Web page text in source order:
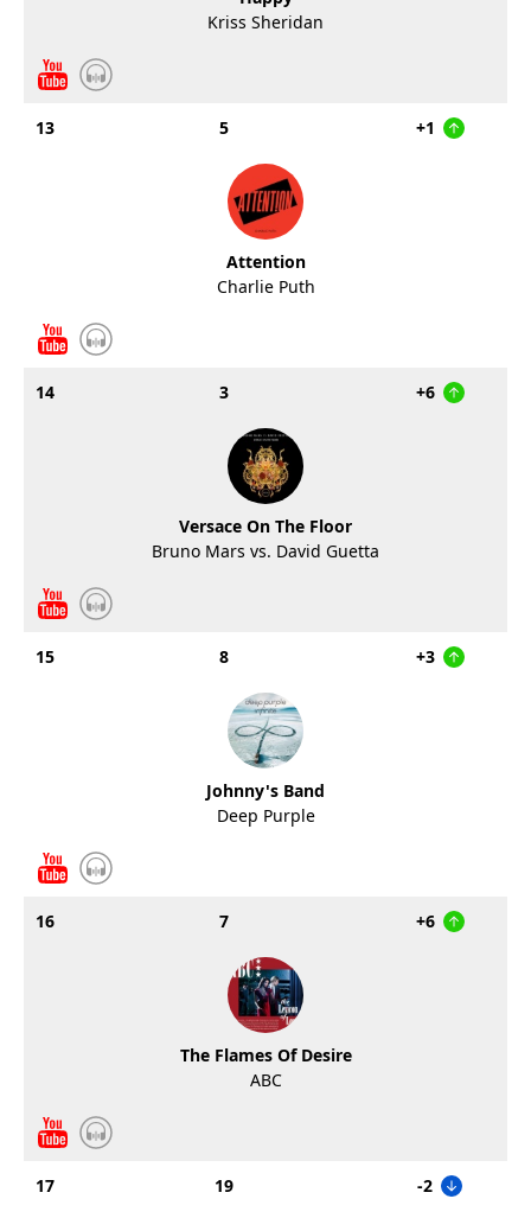
Kriss Sheridan
13 5 +1
Attention
Charlie Puth
14 3 +6
Versace On The Floor
Bruno Mars vs. David Guetta
15 8 +3
Johnny's Band
Deep Purple
16 7 +6
The Flames Of Desire
ABC
17 19 -2